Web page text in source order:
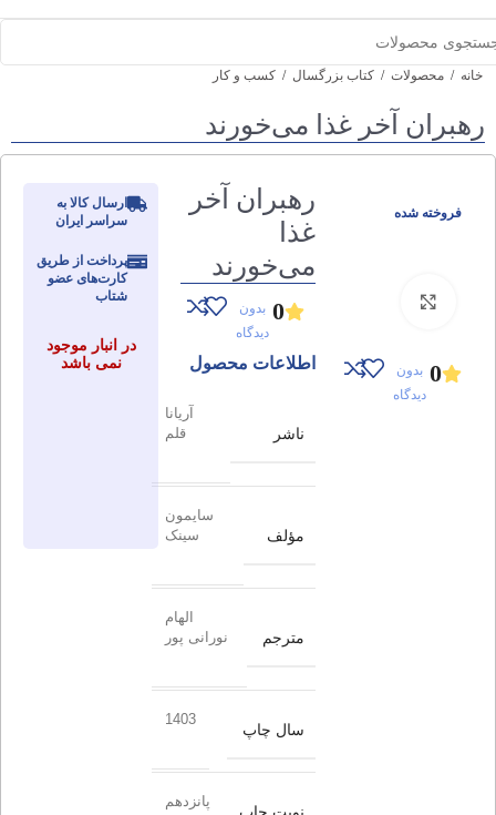
خانه / محصولات / کتاب بزرگسال / کسب و کار
رهبران آخر غذا می‌خورند
فروخته شده
برای بزرگنمایی کلیک کنید
0 بدون
دیدگاه
رهبران آخر
غذا
می‌خورند
0 بدون
دیدگاه
اطلاعات محصول
ناشر
آریانا
قلم
مؤلف
سایمون
سینک
مترجم
الهام
نورانی پور
سال چاپ
1403
پانزدهم
ارسال کالا به
سراسر ایران
پرداخت از طریق
کارت‌های عضو
شتاب
در انبار موجود
نمی باشد